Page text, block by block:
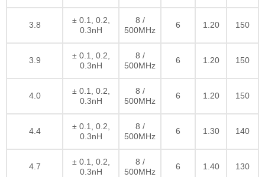
3.8
± 0.1, 0.2,
0.3nH
8 /
500MHz
6 1.20 150
3.9
± 0.1, 0.2,
0.3nH
8 /
500MHz
6 1.20 150
4.0
± 0.1, 0.2,
0.3nH
8 /
500MHz
6 1.20 150
4.4
± 0.1, 0.2,
0.3nH
8 /
500MHz
6 1.30 140
4.7
± 0.1, 0.2,
0.3nH
8 /
500MHz
6 1.40 130